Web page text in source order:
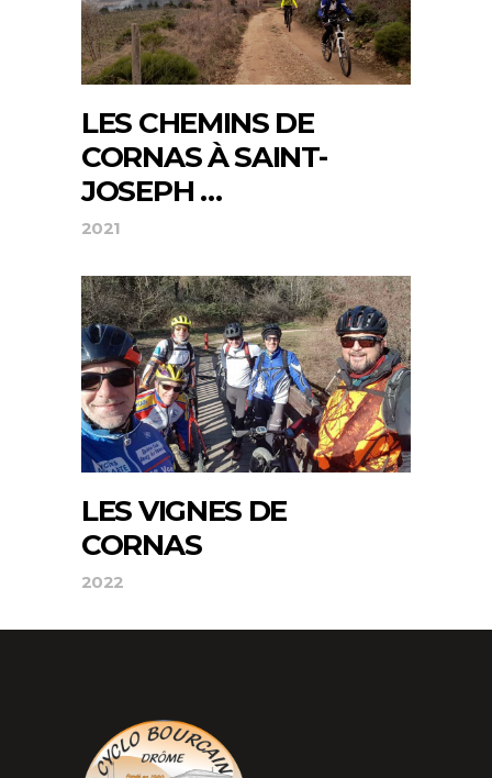
LES CHEMINS DE
CORNAS À SAINT-
JOSEPH …
2021
LES VIGNES DE
CORNAS
2022